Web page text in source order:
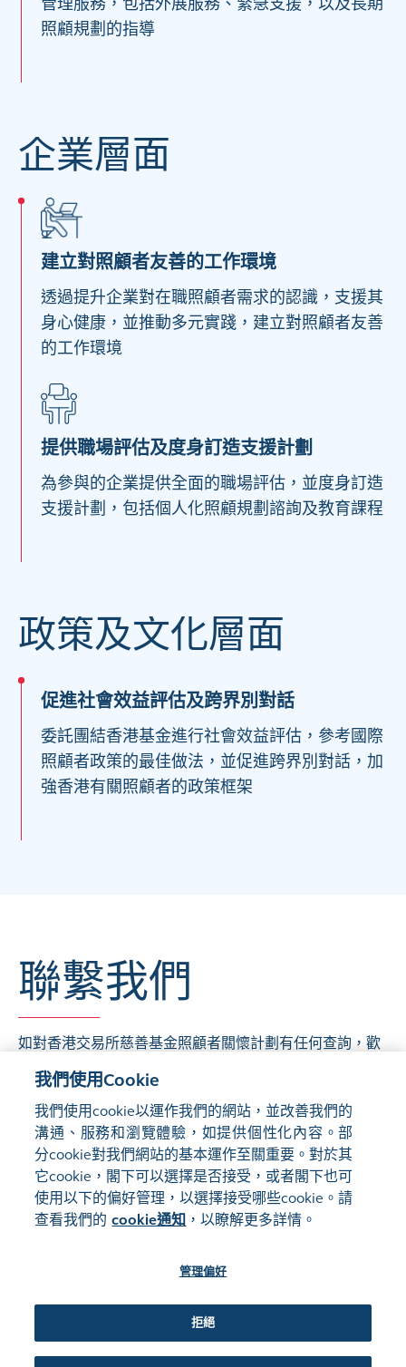
照顧規劃的指導
企業層面
建立對照顧者友善的工作環境
透過提升企業對在職照顧者需求的認識，支援其
身心健康，並推動多元實踐，建立對照顧者友善
的工作環境
提供職場評估及度身訂造支援計劃
為參與的企業提供全面的職場評估，並度身訂造
支援計劃，包括個人化照顧規劃諮詢及教育課程
政策及文化層面
促進社會效益評估及跨界別對話
委託團結香港基金進行社會效益評估，參考國際
照顧者政策的最佳做法，並促進跨界別對話，加
強香港有關照顧者的政策框架
聯繫我們
如對香港交易所慈善基金照顧者關懷計劃有任何查詢， 歡
迎電郵至 HKEXFoundation@hkex.com.hk
絡。
網站地圖
使用條款
cookie通知
©2016-26 香港交易及結算所有限公司版權所有，翻印必究
我們使用Cookie
我們使用cookie以運作我們的網站，並改善我們的
溝通、服務和瀏覽體驗，如提供個性化內容。部
分cookie對我們網站的基本運作至關重要。對於其
它cookie，閣下可以選擇是否接受，或者閣下也可
使用以下的偏好管理，以選擇接受哪些cookie。請
查看我們的 cookie通知 ，以瞭解更多詳情。
管理偏好
拒絕